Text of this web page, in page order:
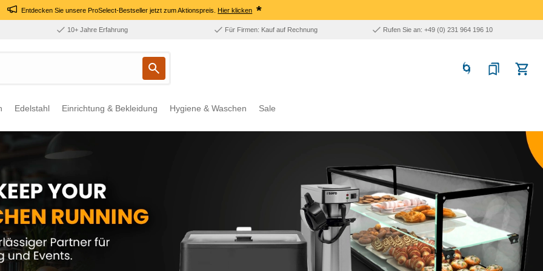
Entdecken Sie unsere ProSelect-Bestseller jetzt zum Aktionspreis.Hier klicken *
10+ Jahre Erfahrung Für Firmen: Kauf auf Rechnung Rufen Sie an: +49 (0) 231 964 196 10
Edelstahl Einrichtung & Bekleidung Hygiene & Waschen Sale